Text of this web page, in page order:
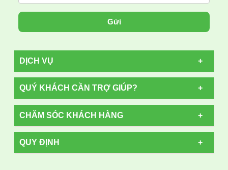
Gửi
DỊCH VỤ
QUÝ KHÁCH CẦN TRỢ GIÚP?
CHĂM SÓC KHÁCH HÀNG
QUY ĐỊNH